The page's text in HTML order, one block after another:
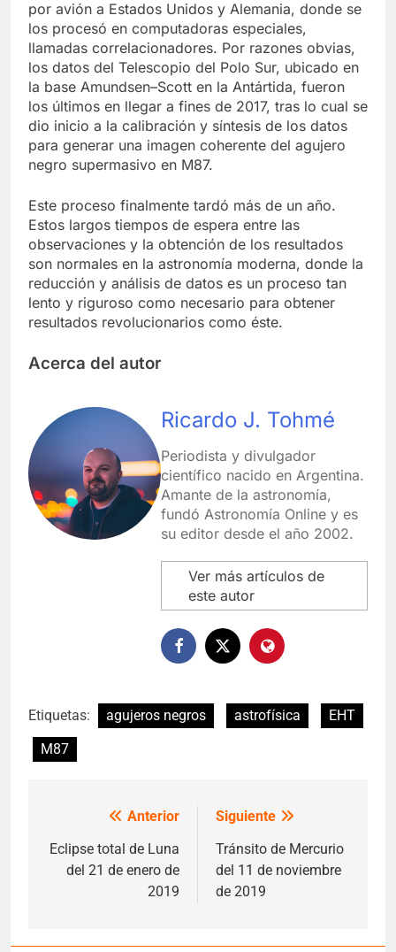
por avión a Estados Unidos y Alemania, donde se
los procesó en computadoras especiales,
llamadas correlacionadores. Por razones obvias,
los datos del Telescopio del Polo Sur, ubicado en
la base Amundsen–Scott en la Antártida, fueron
los últimos en llegar a fines de 2017, tras lo cual se
dio inicio a la calibración y síntesis de los datos
para generar una imagen coherente del agujero
negro supermasivo en M87.
Este proceso finalmente tardó más de un año.
Estos largos tiempos de espera entre las
observaciones y la obtención de los resultados
son normales en la astronomía moderna, donde la
reducción y análisis de datos es un proceso tan
lento y riguroso como necesario para obtener
resultados revolucionarios como éste.
Acerca del autor
Ricardo J. Tohmé
Periodista y divulgador
científico nacido en Argentina.
Amante de la astronomía,
fundó Astronomía Online y es
su editor desde el año 2002.
Ver más artículos de
este autor
Etiquetas: agujeros negros astrofísica
EHT
M87
Navegación
de
Anterior
Eclipse total de Luna
del 21 de enero de
2019
Siguiente
Tránsito de Mercurio
del 11 de noviembre
de 2019